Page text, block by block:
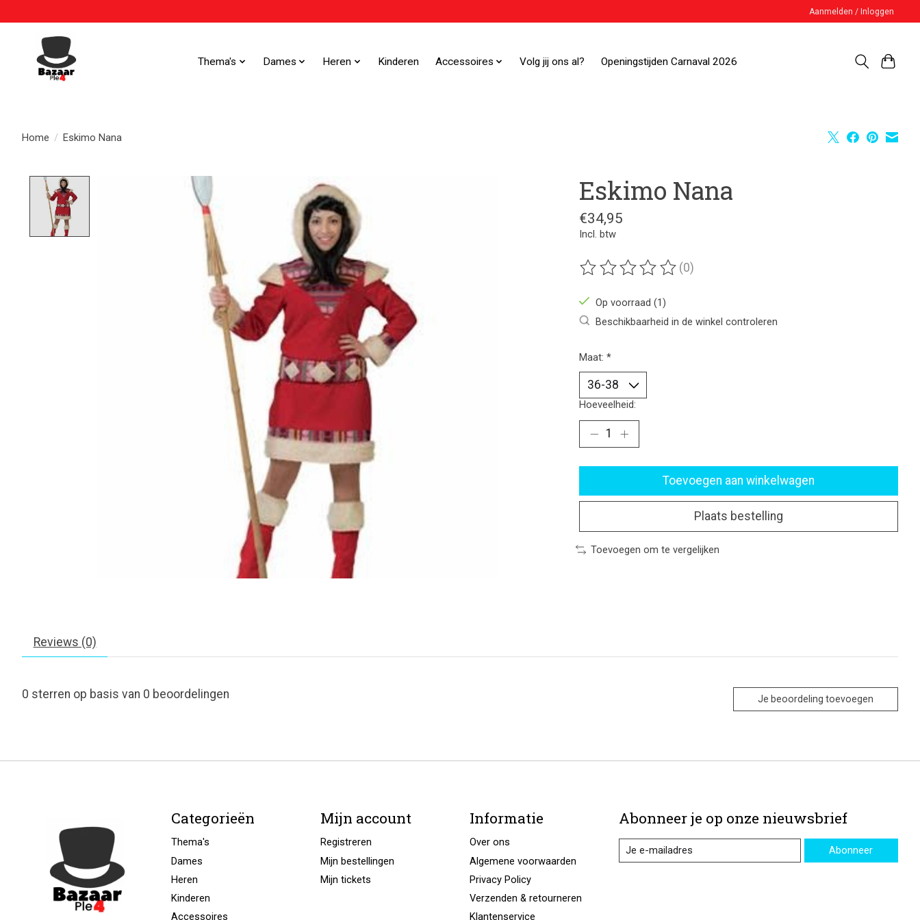
Aanmelden / Inloggen
Thema's Dames Heren Kinderen Accessoires Volg jij ons al? Openingstijden Carnaval 2026
Home / Eskimo Nana
Product image slideshow Items Eskimo Nana
€34,95
Incl. btw
De beoordeling van dit product is
(0)
Op voorraad (1)
Beschikbaarheid in de winkel controleren
Maat: *
Hoeveelheid:
Toevoegen aan winkelwagen
Plaats bestelling
Toevoegen om te vergelijken
Reviews (0)
0 sterren op basis van 0 beoordelingen Je beoordeling toevoegen
Categorieën
Thema's
Dames
Heren
Kinderen
Accessoires
Mijn account
Registreren
Mijn bestellingen
Mijn tickets
Informatie
Over ons
Algemene voorwaarden
Privacy Policy
Verzenden & retourneren
Klantenservice
Abonneer je op onze nieuwsbrief
Abonneer